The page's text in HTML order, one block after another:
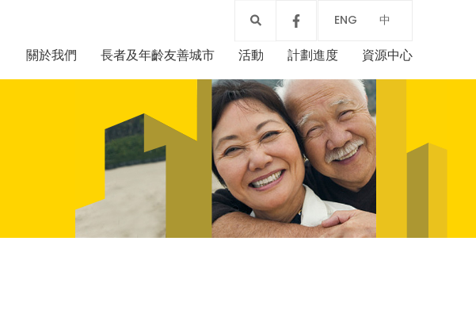
ENG 中
關於我們 長者及年齡友善城市 活動 計劃進度 資源中心